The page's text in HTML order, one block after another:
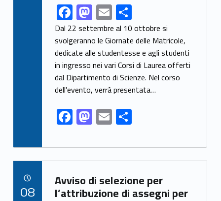
Link identifier share facebook archive #share-link-archive-31134F
ac
e
b
o
o
k
M
as
to
d
o
n
E
m
ai
l
S
h
ar
e
Dal 22 settembre al 10 ottobre si
svolgeranno le Giornate delle Matricole,
dedicate alle studentesse e agli studenti
in ingresso nei vari Corsi di Laurea offerti
dal Dipartimento di Scienze. Nel corso
dell'evento, verrà presentata…
F
ac
e
b
o
o
M
as
to
d
o
n
E
m
ai
l
S
ar
e
Link identifier archive #link-archive-46257
Avviso di selezione per
l’attribuzione di assegni per
08